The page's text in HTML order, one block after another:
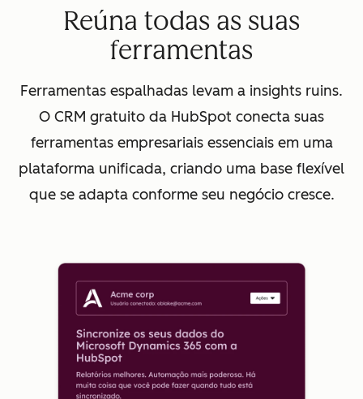
Reúna todas as suas
ferramentas
Ferramentas espalhadas levam a insights ruins.
O CRM gratuito da HubSpot conecta suas
ferramentas empresariais essenciais em uma
plataforma unificada, criando uma base flexível
que se adapta conforme seu negócio cresce.